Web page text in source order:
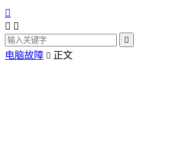

 

电脑故障  正文